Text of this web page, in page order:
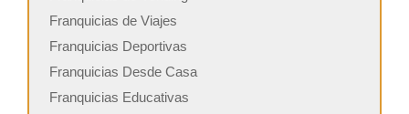
Franquicias de Viajes
Franquicias Deportivas
Franquicias Desde Casa
Franquicias Educativas